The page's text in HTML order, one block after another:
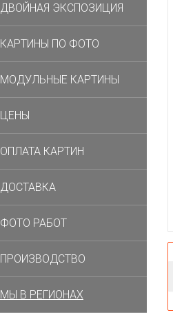
ДВОЙНАЯ ЭКСПОЗИЦИЯ
КАРТИНЫ ПО ФОТО
МОДУЛЬНЫЕ КАРТИНЫ
ЦЕНЫ
ОПЛАТА КАРТИН
ДОСТАВКА
ФОТО РАБОТ
ПРОИЗВОДСТВО
МЫ В РЕГИОНАХ